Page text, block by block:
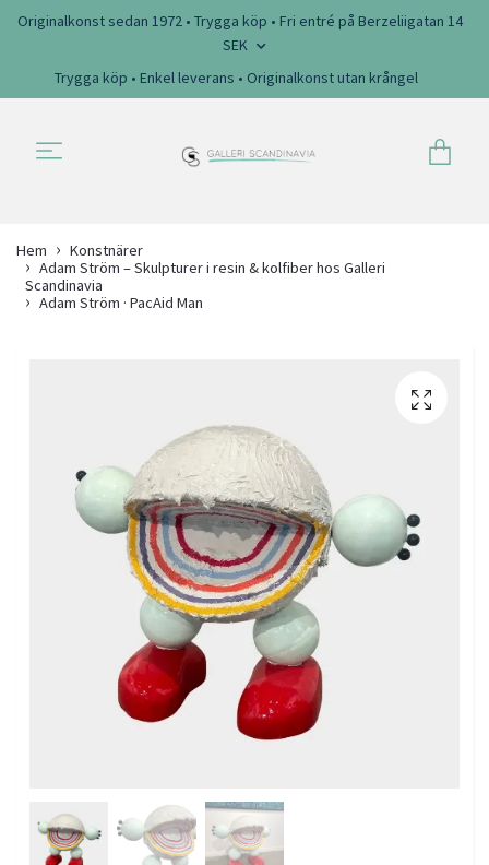
Originalkonst sedan 1972 • Trygga köp • Fri entré på Berzeliigatan 14
SEK
Trygga köp • Enkel leverans • Originalkonst utan krångel
Hem
Konstnärer
Adam Ström – Skulpturer i resin & kolfiber hos Galleri
Scandinavia
Adam Ström · PacAid Man